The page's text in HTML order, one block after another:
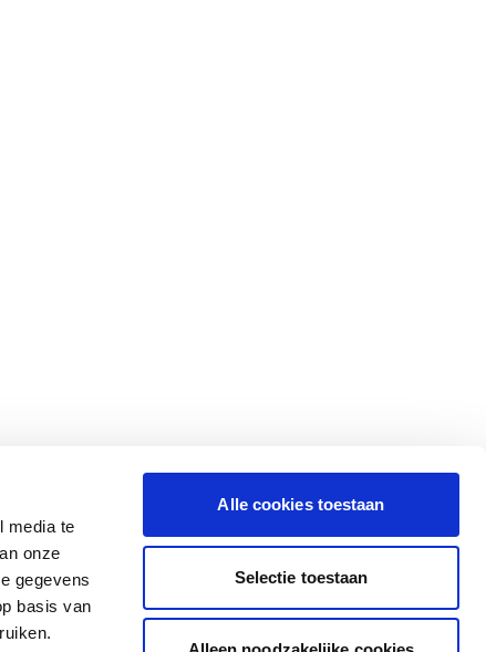
media te
onze
gegevens
basis van
Alle cookies toestaan
Selectie toestaan